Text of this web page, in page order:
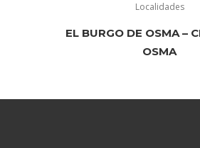
Localidades
EL BURGO DE OSMA –
OSMA